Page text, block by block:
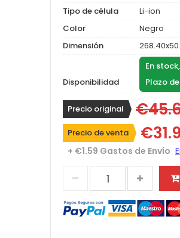
Tipo de célula
Li-ion
Color
Negro
Dimensión
Disponibilidad
En
Plazo
Precio original
Precio de venta
+ €1.59 Gastos de Envío